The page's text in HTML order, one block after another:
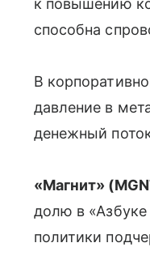
к повышению
способна
В
давление в
денежный
«Магнит»
долю в
политики